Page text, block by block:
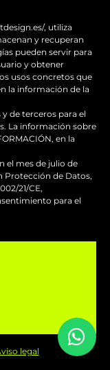
, utiliza
y recuperan
pueden servir para
y obtener
usos concretos que
la información de la
de terceros para el
La información sobre
en la
el mes de julio de
Protección de Datos,
21/CE,
para el
legal
de